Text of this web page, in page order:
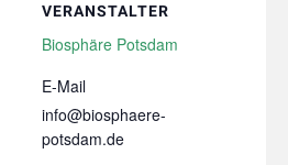
VERANSTALTER
Biosphäre Potsdam
E-Mail
info@biosphaere-
potsdam.de